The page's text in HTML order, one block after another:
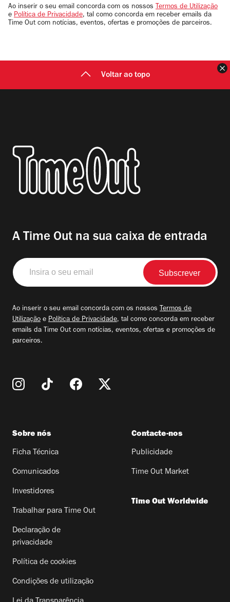
email
Ao inserir o seu email concorda com os nossos Termos de Utilização
e Política de Privacidade, tal como concorda em receber emails da
Time Out com notícias, eventos, ofertas e promoções de parceiros.
Voltar ao topo
A Time Out na sua caixa de entrada
Insira
o
seu
Ao inserir o seu email concorda com os nossos Termos de
Utilização e Política de Privacidade, tal como concorda em receber
emails da Time Out com notícias, eventos, ofertas e promoções de
parceiros.
Sobre nós
Ficha Técnica
Comunicados
Investidores
Trabalhar para Time Out
Declaração de
privacidade
Política de cookies
Condições de utilização
Contacte-nos
Publicidade
Time Out Market
Time Out Worldwide